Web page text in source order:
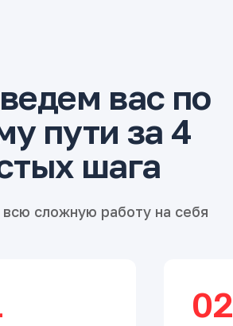
вас по
пути за 4
шага
сложную работу на себя
02